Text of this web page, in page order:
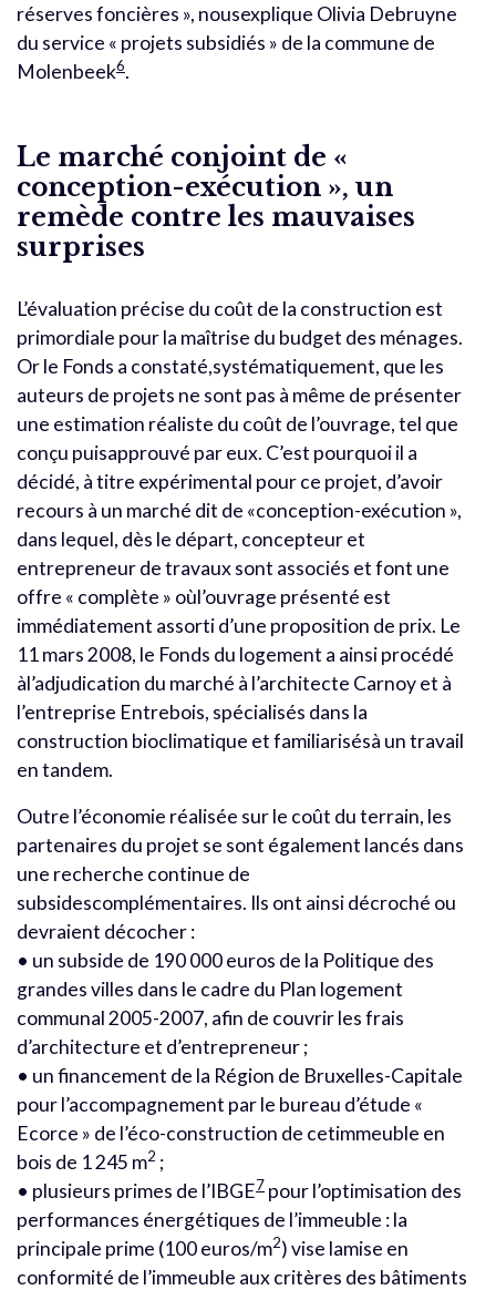
réserves foncières », nousexplique Olivia Debruyne
du service « projets subsidiés » de la commune de
Molenbeek6.
Le marché conjoint de «
conception-exécution », un
remède contre les mauvaises
surprises
L’évaluation précise du coût de la construction est
primordiale pour la maîtrise du budget des ménages.
Or le Fonds a constaté,systématiquement, que les
auteurs de projets ne sont pas à même de présenter
une estimation réaliste du coût de l’ouvrage, tel que
conçu puisapprouvé par eux. C’est pourquoi il a
décidé, à titre expérimental pour ce projet, d’avoir
recours à un marché dit de «conception-exécution »,
dans lequel, dès le départ, concepteur et
entrepreneur de travaux sont associés et font une
offre « complète » oùl’ouvrage présenté est
immédiatement assorti d’une proposition de prix. Le
11 mars 2008, le Fonds du logement a ainsi procédé
àl’adjudication du marché à l’architecte Carnoy et à
l’entreprise Entrebois, spécialisés dans la
construction bioclimatique et familiarisésà un travail
en tandem.
Outre l’économie réalisée sur le coût du terrain, les
partenaires du projet se sont également lancés dans
une recherche continue de
subsidescomplémentaires. Ils ont ainsi décroché ou
devraient décocher :
• un subside de 190 000 euros de la Politique des
grandes villes dans le cadre du Plan logement
communal 2005-2007, afin de couvrir les frais
d’architecture et d’entrepreneur ;
• un financement de la Région de Bruxelles-Capitale
pour l’accompagnement par le bureau d’étude «
Ecorce » de l’éco-construction de cetimmeuble en
bois de 1 245 m2 ;
• plusieurs primes de l’IBGE7 pour l’optimisation des
performances énergétiques de l’immeuble : la
principale prime (100 euros/m2) vise lamise en
conformité de l’immeuble aux critères des bâtiments